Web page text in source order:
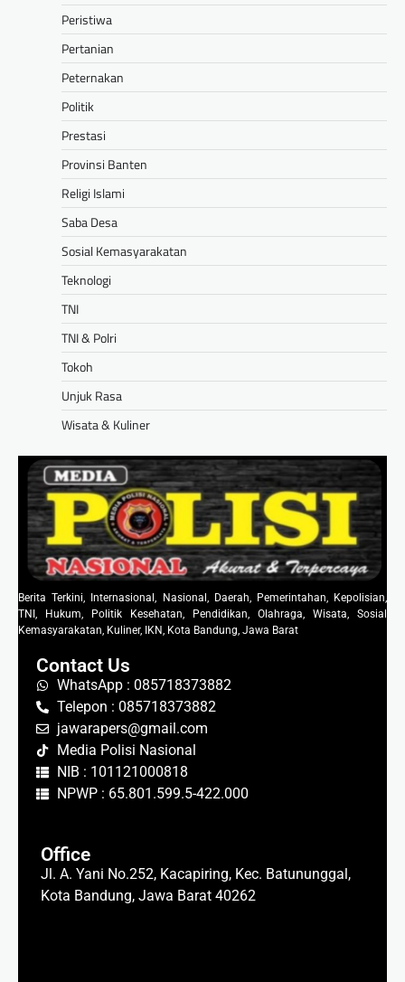
Peristiwa
Pertanian
Peternakan
Politik
Prestasi
Provinsi Banten
Religi Islami
Saba Desa
Sosial Kemasyarakatan
Teknologi
TNI
TNI & Polri
Tokoh
Unjuk Rasa
Wisata & Kuliner
Berita Terkini, Internasional, Nasional, Daerah, Pemerintahan, Kepolisian,
TNI, Hukum, Politik Kesehatan, Pendidikan, Olahraga, Wisata, Sosial
Kemasyarakatan, Kuliner, IKN, Kota Bandung, Jawa Barat
Contact Us
WhatsApp : 085718373882
Telepon : 085718373882
jawarapers@gmail.com
Media Polisi Nasional
NIB : 101121000818
NPWP : 65.801.599.5-422.000
Office
Jl. A. Yani No.252, Kacapiring, Kec. Batununggal,
Kota Bandung, Jawa Barat 40262